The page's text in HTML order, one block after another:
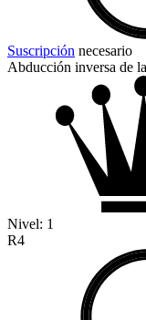
Suscripción necesario
Abducción inversa de
Nivel: 1
R4